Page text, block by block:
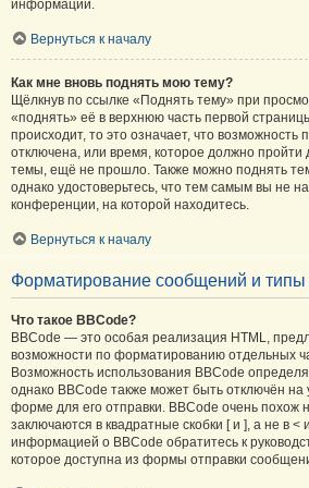
информации.
Вернуться к началу
Как мне вновь поднять мою тему?
Щёлкнув по ссылке «Поднять тему» при
«поднять» её в верхнюю часть первой
происходит, то это означает, что возможность
отключена, или время, которое должно пройти
темы, ещё не прошло. Также можно поднять
однако удостоверьтесь, что тем самым вы не
конференции, на которой находитесь.
Вернуться к началу
Форматирование сообщений и
Что такое BBCode?
BBCode — это особая реализация HTML,
возможности по форматированию отдельных
Возможность использования BBCode
однако BBCode также может быть отключён
форме для его отправки. BBCode очень похож
заключаются в квадратные скобки [ и ], а не в <
информацией о BBCode обратитесь к
которое доступна из формы отправки